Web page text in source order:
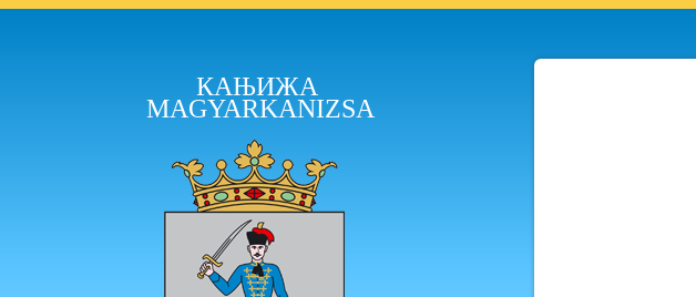
КАЊИЖА
MAGYARKANIZSA